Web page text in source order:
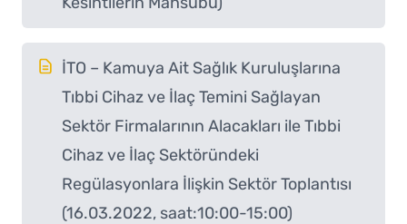
İTO – Kamuya Ait Sağlık Kuruluşlarına
Tıbbi Cihaz ve İlaç Temini Sağlayan
Sektör Firmalarının Alacakları ile Tıbbi
Cihaz ve İlaç Sektöründeki
Regülasyonlara İlişkin Sektör Toplantısı
(16.03.2022, saat:10:00-15:00)